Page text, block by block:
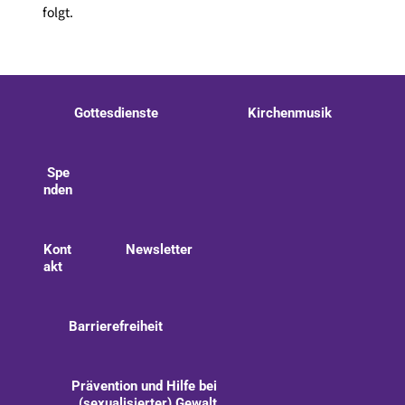
folgt.
Gottesdienste Kirchenmusik
Spe
nden
Kont
akt
Newsletter
Barrierefreiheit
Prävention und Hilfe bei